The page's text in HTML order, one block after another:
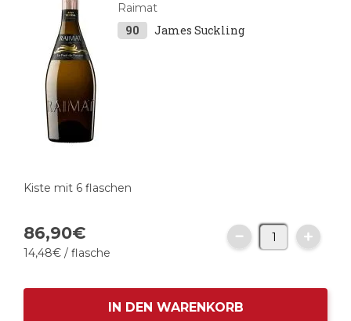
Raimat
90 James Suckling
Kiste mit 6 flaschen
86,90€
14,48€ / flasche
IN DEN WARENKORB